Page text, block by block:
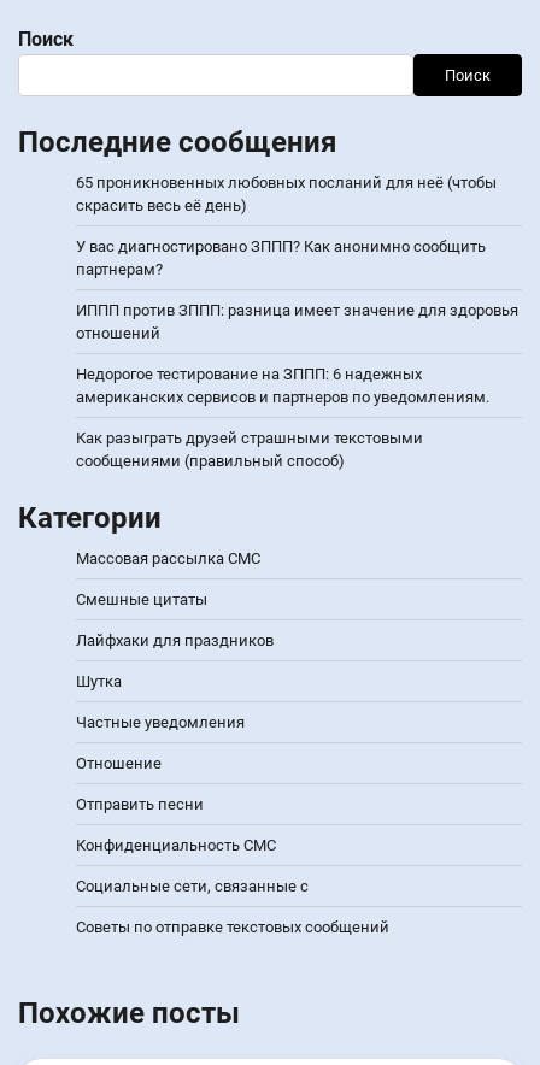
Поиск
Поиск
Последние сообщения
65 проникновенных любовных посланий для неё (чтобы
скрасить весь её день)
У вас диагностировано ЗППП? Как анонимно сообщить
партнерам?
ИППП против ЗППП: разница имеет значение для здоровья
отношений
Недорогое тестирование на ЗППП: 6 надежных
американских сервисов и партнеров по уведомлениям.
Как разыграть друзей страшными текстовыми
сообщениями (правильный способ)
Категории
Массовая рассылка СМС
Смешные цитаты
Лайфхаки для праздников
Шутка
Частные уведомления
Отношение
Отправить песни
Конфиденциальность СМС
Социальные сети, связанные с
Советы по отправке текстовых сообщений
Похожие посты